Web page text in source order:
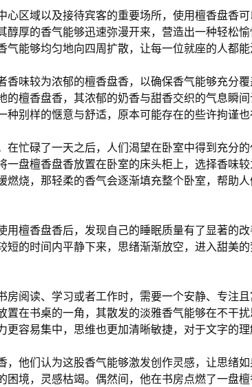
区域以及接待宾客的重要场所，使用檀香盘香
厚的香气能够迅速弥漫开来，营造出一种轻松愉
能够均匀地向四周扩散，让每一位就座的人都能
味较为浓郁的檀香盘香，以确保香气能够充分
檀香盘香，其浓郁的奶香与甜香交织的气息瞬
别样的惬意与舒适，原本可能存在的些许拘谨也
在忙碌了一天之后，人们渴望在卧室中得到充分
盘檀香盘香放置在卧室的床头柜上，选择香味较
烧，那轻柔的香气会逐渐填充整个卧室，帮助
檀香盘香后，发现自己的睡眠质量有了显著的
的时间内平静下来，思绪渐渐放空，进入甜美的
房阅读、学习或者工作时，需要一个安静、专注
在书桌的一角，其散发的淡雅香气能够在不干
容易集中，思维也更加清晰敏捷，对于文字的理
他们认为这股香气能够激发创作灵感，让思绪
境，灵感枯竭。偶然间，他在书房点燃了一盘